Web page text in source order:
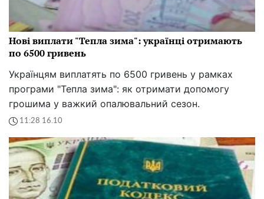
Нові виплати "Тепла зима": українці отримають
по 6500 гривень
Українцям виплатять по 6500 гривень у рамках
програми "Тепла зима": як отримати допомогу
грошима у важкий опалювальний сезон.
11:28 16.10